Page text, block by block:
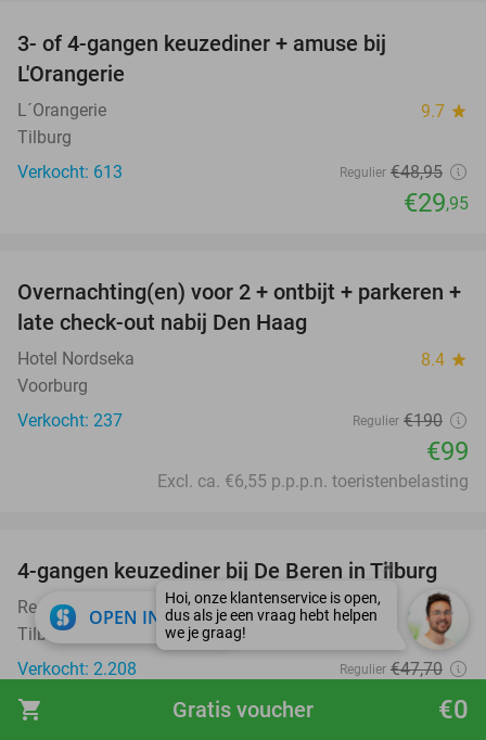
shopping_cart €0
Gratis voucher
3- of 4-gangen keuzediner + amuse bij
L'Orangerie
L´Orangerie 9.7 star
Tilburg
Verkocht: 613
Regulier €48,95
€29,95
48%
Overnachting(en) voor 2 + ontbijt + parkeren +
late check-out nabij Den Haag
Hotel Nordseka 8.4 star
Voorburg
Verkocht: 237
Regulier €190
€99
Excl. ca. €6,55 p.p.p.n. toeristenbelasting
46%
4-gangen keuzediner bij De Beren in Tilburg
Restaurant De Beren Tilburg 8.8star
Tilburg
Verkocht: 2.208
Regulier €47,70
€25,95
OPEN IN APP close